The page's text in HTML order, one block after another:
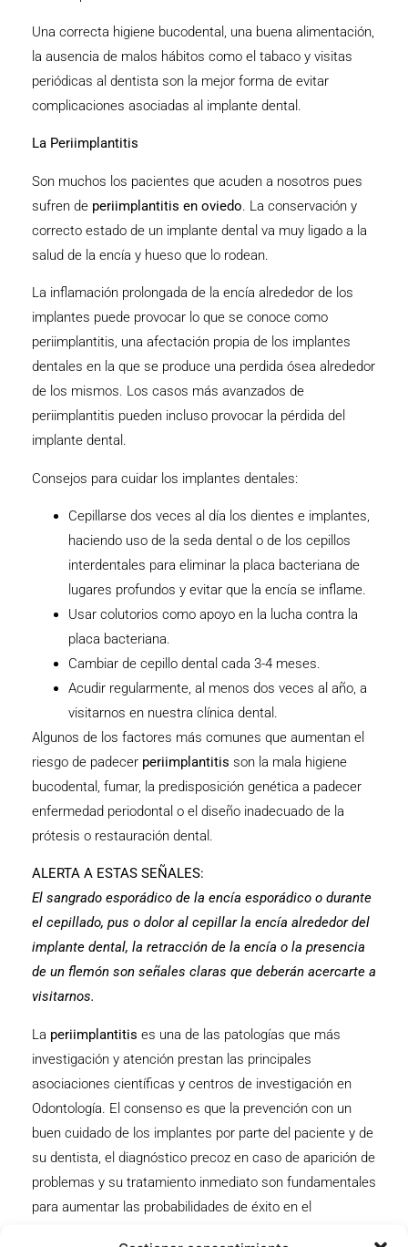
Una correcta higiene bucodental, una buena alimentación,
la ausencia de malos hábitos como el tabaco y visitas
periódicas al dentista son la mejor forma de evitar
complicaciones asociadas al implante dental.
La Periimplantitis
Son muchos los pacientes que acuden a nosotros pues
sufren de periimplantitis en oviedo. La conservación y
correcto estado de un implante dental va muy ligado a la
salud de la encía y hueso que lo rodean.
La inflamación prolongada de la encía alrededor de los
implantes puede provocar lo que se conoce como
periimplantitis, una afectación propia de los implantes
dentales en la que se produce una perdida ósea alrededor
de los mismos. Los casos más avanzados de
periimplantitis pueden incluso provocar la pérdida del
implante dental.
Consejos para cuidar los implantes dentales:
Cepillarse dos veces al día los dientes e implantes,
haciendo uso de la seda dental o de los cepillos
interdentales para eliminar la placa bacteriana de
lugares profundos y evitar que la encía se inflame.
Usar colutorios como apoyo en la lucha contra la
placa bacteriana.
Cambiar de cepillo dental cada 3-4 meses.
Acudir regularmente, al menos dos veces al año, a
visitarnos en nuestra clínica dental.
Algunos de los factores más comunes que aumentan el
riesgo de padecer periimplantitis son la mala higiene
bucodental, fumar, la predisposición genética a padecer
enfermedad periodontal o el diseño inadecuado de la
prótesis o restauración dental.
ALERTA A ESTAS SEÑALES:
El sangrado esporádico de la encía esporádico o durante
el cepillado, pus o dolor al cepillar la encía alrededor del
implante dental, la retracción de la encía o la presencia
de un flemón son señales claras que deberán acercarte a
visitarnos.
La periimplantitis es una de las patologías que más
investigación y atención prestan las principales
asociaciones científicas y centros de investigación en
Odontología. El consenso es que la prevención con un
buen cuidado de los implantes por parte del paciente y de
su dentista, el diagnóstico precoz en caso de aparición de
problemas y su tratamiento inmediato son fundamentales
para aumentar las probabilidades de éxito en el